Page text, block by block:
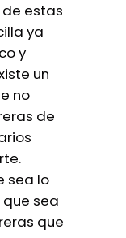
estas
ya
y
un
no
de
sea lo
sea
que